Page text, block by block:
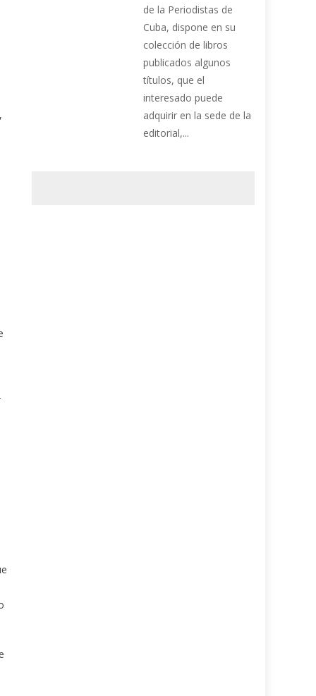
de la Periodistas de
Cuba, dispone en su
colección de libros
publicados algunos
títulos, que el
interesado puede
adquirir en la sede de la
editorial,...